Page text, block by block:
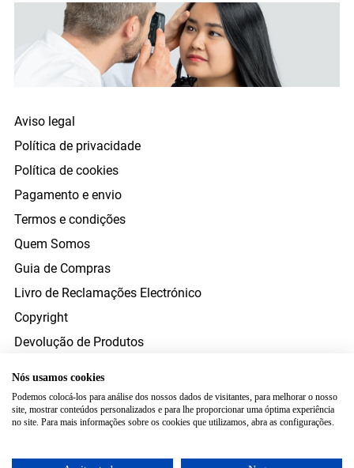
Aviso legal
Política de privacidade
Política de cookies
Pagamento e envio
Termos e condições
Quem Somos
Guia de Compras
Livro de Reclamações Electrónico
Copyright
Devolução de Produtos
Resolução Alternativa Litígios Consumo
FORMAS DE PAGAMENTO
ENVIO
Nós usamos cookies
Podemos colocá-los para análise dos nossos dados de visitantes, para melhorar o nosso
site, mostrar conteúdos personalizados e para lhe proporcionar uma óptima experiência
no site. Para mais informações sobre os cookies que utilizamos, abra as configurações.